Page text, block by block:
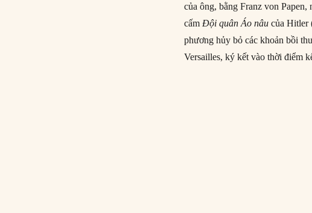
của ông, bằng Franz von
cấmĐội quân Áo nâu của Hitler
phương hủy bỏ các khoản bồi
Versailles, ký kết vào thời điểm